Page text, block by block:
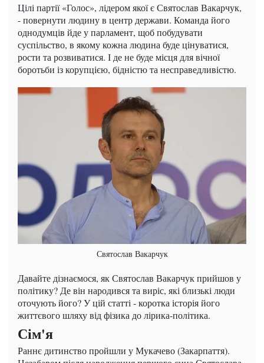
Цілі партії «Голос», лідером якої є Святослав Вакарчук,
- повернути людину в центр держави. Команда його
однодумців йде у парламент, щоб побудувати
суспільство, в якому кожна людина буде цінуватися,
рости та розвиватися. І де не буде місця для вічної
боротьби із корупцією, бідністю та несправедливістю.
Святослав Вакарчук
Давайте дізнаємося, як Святослав Вакарчук прийшов у
політику? Де він народився та виріс, які близькі люди
оточують його? У цій статті - коротка історія його
життєвого шляху від фізика до лірика-політика.
Сім'я
Раннє дитинство пройшли у Мукачево (Закарпаття).